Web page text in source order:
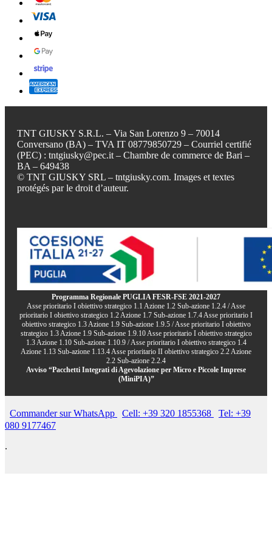
TNT GIUSKY S.R.L. – Via San Lorenzo 9 – 70014
Conversano (BA) – TVA IT 08779850729 – Courriel certifié
(PEC) : tntgiusky@pec.it – Chambre de commerce de Bari –
BA – 649438
© TNT GIUSKY SRL – tntgiusky.com. Images et textes
protégés par le droit d’auteur.
Programma Regionale PUGLIA FESR-FSE 2021-2027
Asse prioritario I obiettivo strategico 1.1 Azione 1.2 Sub-azione 1.2.4 / Asse
prioritario I obiettivo strategico 1.2 Azione 1.7 Sub-azione 1.7.4 Asse prioritario I
obiettivo strategico 1.3 Azione 1.9 Sub-azione 1.9.5 / Asse prioritario I obiettivo
strategico 1.3 Azione 1.9 Sub-azione 1.9.10 Asse prioritario I obiettivo strategico
1.3 Azione 1.10 Sub-azione 1.10.9 / Asse prioritario I obiettivo strategico 1.4
Azione 1.13 Sub-azione 1.13.4 Asse prioritario II obiettivo strategico 2.2 Azione
2.2 Sub-azione 2.2.4
Avviso “Pacchetti Integrati di Agevolazione per Micro e Piccole Imprese
(MiniPIA)”
Commander sur WhatsApp Cell: +39 320 1855368
Tel: +39
080 9177467
.